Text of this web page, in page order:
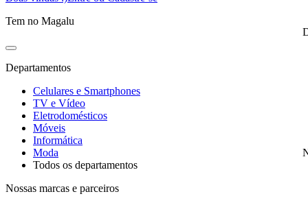
Tem no Magalu
Departamentos
Celulares e Smartphones
TV e Vídeo
Eletrodomésticos
Móveis
Informática
Moda
Todos os departamentos
Nossas marcas e parceiros